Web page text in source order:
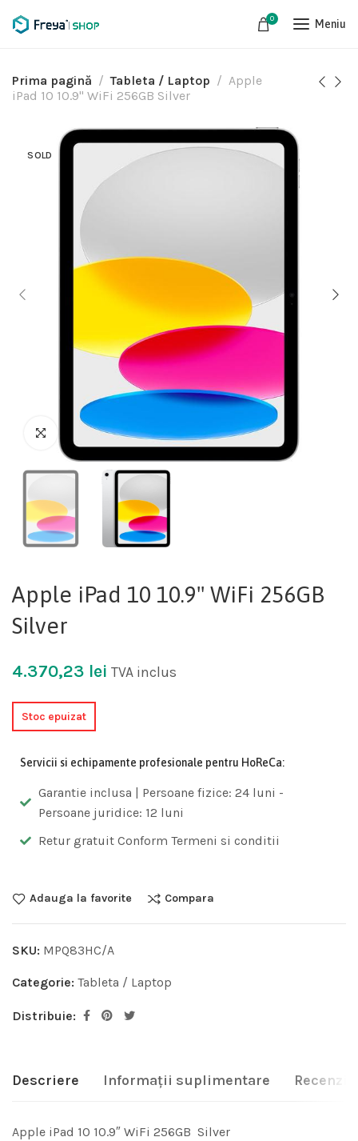
0 Meniu
Prima pagină Tableta / Laptop
Apple
iPad 10 10.9" WiFi 256GB Silver
SOLD
Apple iPad 10 10.9" WiFi 256GB
Silver
4.370,23 lei TVA inclus
Stoc epuizat
Servicii si echipamente profesionale pentru HoReCa:
Garantie inclusa | Persoane fizice: 24 luni -
Persoane juridice: 12 luni
Retur gratuit Conform Termeni si conditii
Adauga la favorite Compara
SKU: MPQ83HC/A
Categorie: Tableta / Laptop
Distribuie:
Descriere Informații suplimentare Recenzii
Apple iPad 10 10.9″ WiFi 256GB Silver